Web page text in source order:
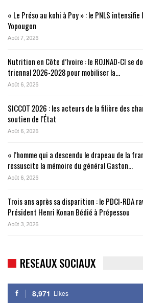
« Le Préso au kohi à Poy » : le PNLS
Yopougon
Août 7, 2026
Nutrition en Côte d’Ivoire : le ROJNAD-CI se
triennal 2026-2028 pour mobiliser la…
Août 6, 2026
SICCOT 2026 : les acteurs de la filière des
soutien de l’État
Août 6, 2026
« l’homme qui a descendu le drapeau de la
ressuscite la mémoire du général Gaston…
Août 6, 2026
Trois ans après sa disparition : le PDCI-RDA
Président Henri Konan Bédié à Prépessou
Août 3, 2026
RESEAUX SOCIAUX
8,971 Likes